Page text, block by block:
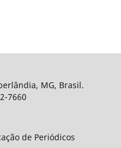
MG, Brasil.
7660
de Periódicos